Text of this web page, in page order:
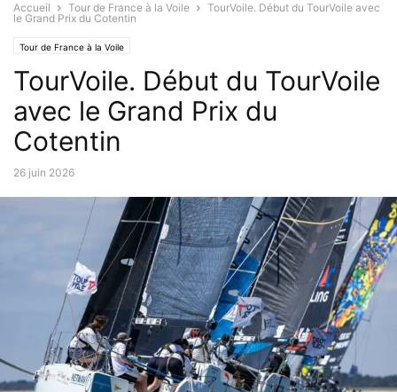
Accueil Tour de France à la Voile
TourVoile. Début du TourVoile avec
le Grand Prix du Cotentin
Tour de France à la Voile
TourVoile. Début du TourVoile
avec le Grand Prix du
Cotentin
26 juin 2026